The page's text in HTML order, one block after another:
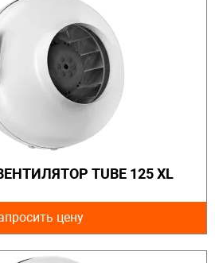
TUBE 125 XL
цену